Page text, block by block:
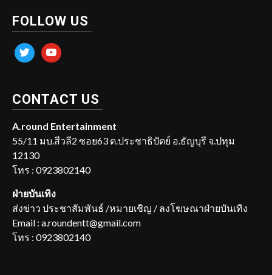
FOLLOW US
twitter youtube
CONTACT US
A.round Entertainment
55/11 มบ.สีวลี2 ซอย63 ต.ประชาธิปัตย์ อ.ธัญบุรี จ.ปทุม
12130
โทร : 0923802140
ฝ่ายบันเทิง
ส่งข่าว ประชาสัมพันธ์ /หมายเชิญ / ลงโฆษณาฝ่ายบันเทิง
Email : a.roundentt@gmail.com
โทร : 0923802140